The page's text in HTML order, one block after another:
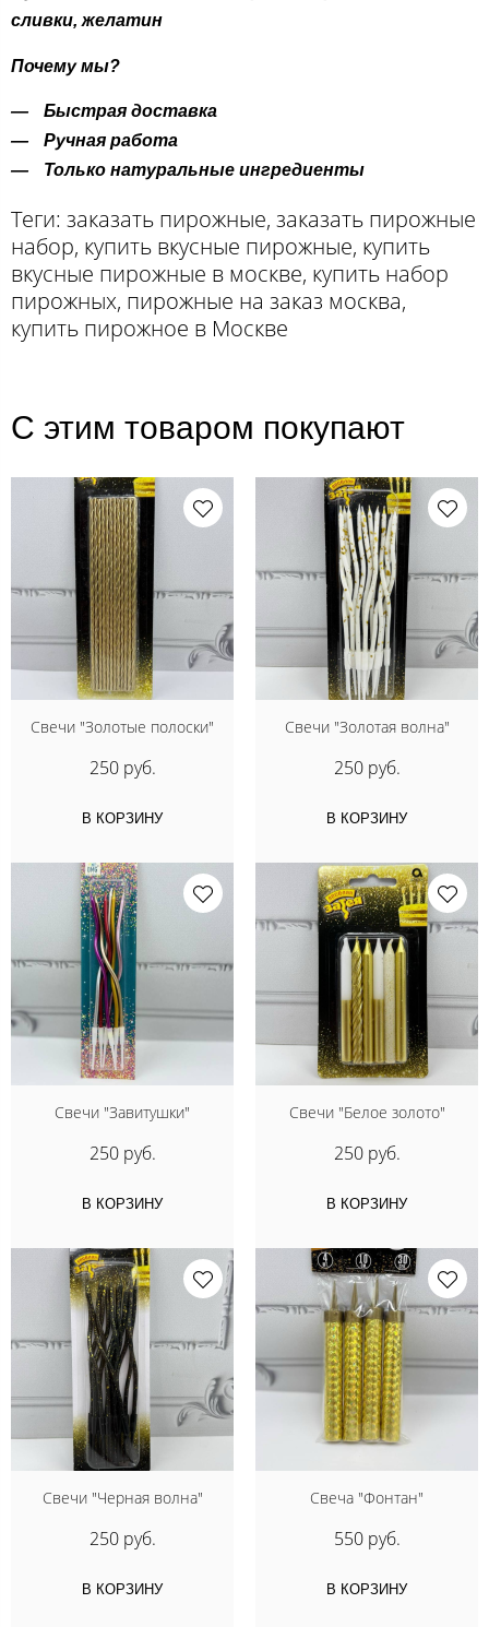
сливки, желатин
Почему мы?
Быстрая доставка
Ручная работа
Только натуральные ингредиенты
Теги: заказать пирожные, заказать пирожные
набор, купить вкусные пирожные, купить
вкусные пирожные в москве, купить набор
пирожных, пирожные на заказ москва,
купить пирожное в Москве
С этим товаром покупают
Свечи "Золотые полоски"
250 руб.
В КОРЗИНУ
Свечи "Золотая волна"
250 руб.
В КОРЗИНУ
Свечи "Завитушки"
250 руб.
В КОРЗИНУ
Свечи "Белое золото"
250 руб.
В КОРЗИНУ
Свечи "Черная волна"
250 руб.
В КОРЗИНУ
Свеча "Фонтан"
550 руб.
В КОРЗИНУ